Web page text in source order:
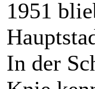
1951
In der